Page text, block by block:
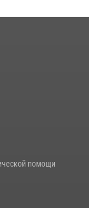
Всероссийского
помощи